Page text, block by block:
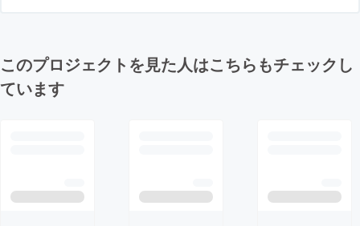
このプロジェクトを見た人はこちらもチェックし
ています